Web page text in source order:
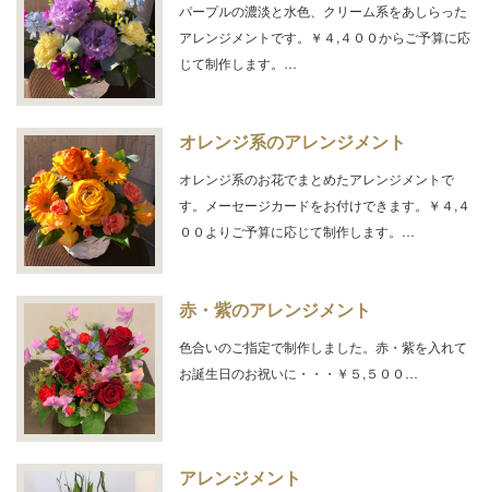
パープルの濃淡と水色、クリーム系をあしらった
アレンジメントです。￥４,４００からご予算に応
じて制作します。…
オレンジ系のアレンジメント
オレンジ系のお花でまとめたアレンジメントで
す。メーセージカードをお付けできます。￥４,４
００よりご予算に応じて制作します。…
赤・紫のアレンジメント
色合いのご指定で制作しました。赤・紫を入れて
お誕生日のお祝いに・・・￥５,５００…
アレンジメント